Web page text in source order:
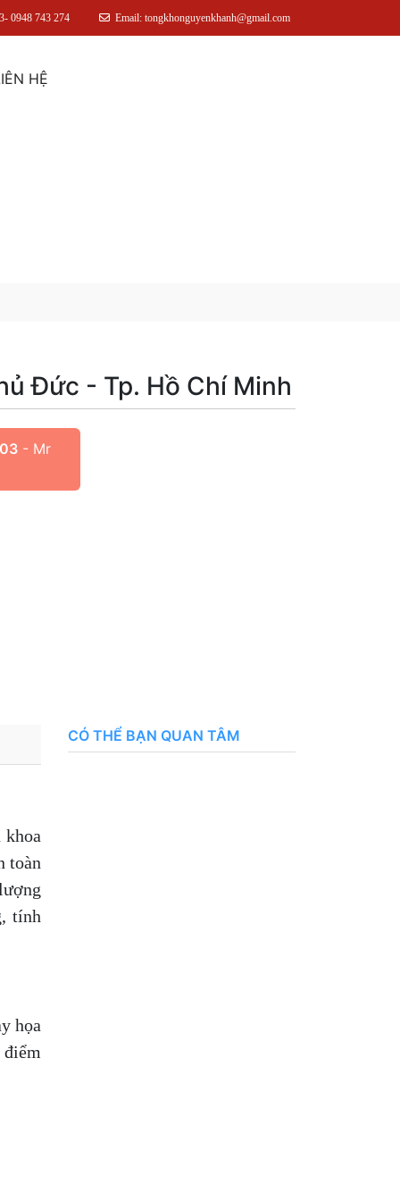
0948 743 274 Email: tongkhonguyenkhanh@gmail.com
HỆ
Đức - Tp. Hồ Chí Minh
- Mr
toàn
tính
họa
CÓ THỂ BẠN QUAN TÂM